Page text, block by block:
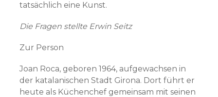
tatsächlich eine Kunst.
Die Fragen stellte Erwin Seitz
Zur Person
Joan Roca, geboren 1964, aufgewachsen in
der katalanischen Stadt Girona. Dort führt er
heute als Küchenchef gemeinsam mit seinen